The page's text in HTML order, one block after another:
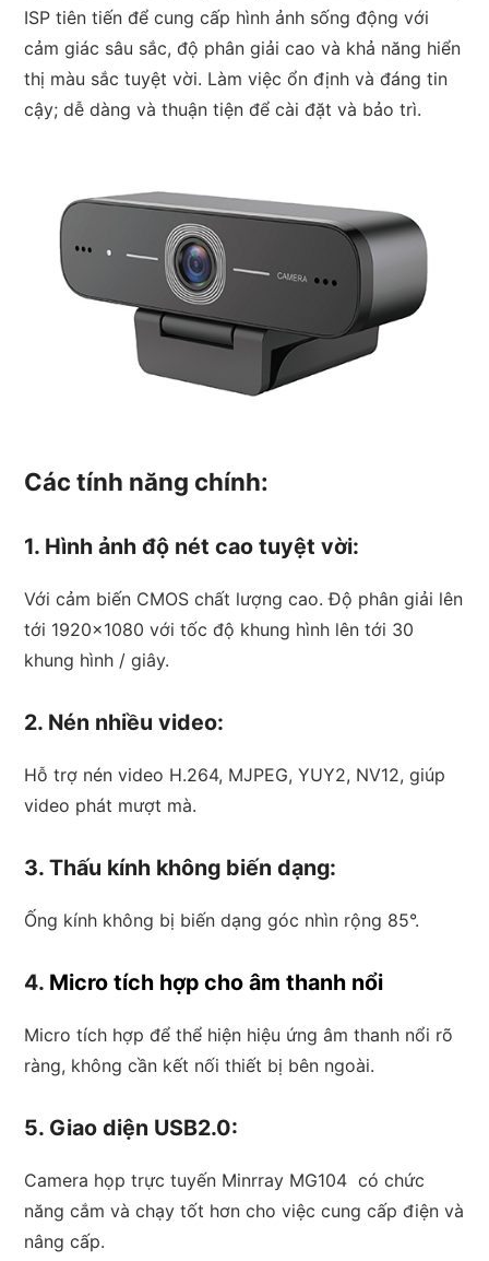
ISP tiên tiến để cung cấp hình ảnh sống động với
cảm giác sâu sắc, độ phân giải cao và khả năng hiển
thị màu sắc tuyệt vời. Làm việc ổn định và đáng tin
cậy; dễ dàng và thuận tiện để cài đặt và bảo trì.
Các tính năng chính:
1. Hình ảnh độ nét cao tuyệt vời:
Với cảm biến CMOS chất lượng cao. Độ phân giải lên
tới 1920×1080 với tốc độ khung hình lên tới 30
khung hình / giây.
2. Nén nhiều video:
Hỗ trợ nén video H.264, MJPEG, YUY2, NV12, giúp
video phát mượt mà.
3. Thấu kính không biến dạng:
Ống kính không bị biến dạng góc nhìn rộng 85°.
4. Micro tích hợp cho âm thanh nổi
Micro tích hợp để thể hiện hiệu ứng âm thanh nổi rõ
ràng, không cần kết nối thiết bị bên ngoài.
5. Giao diện USB2.0:
Camera họp trực tuyến Minrray MG104 có chức
năng cắm và chạy tốt hơn cho việc cung cấp điện và
nâng cấp.